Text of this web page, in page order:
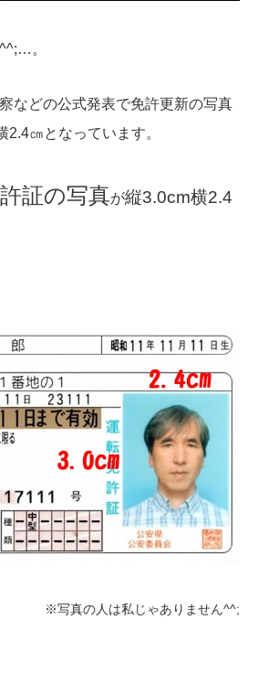
。
などの公式発表で免許更新の写真
㎝となっています。
証の写真が縦3.0cm横2.4
※写真の人は私じゃありません^^;